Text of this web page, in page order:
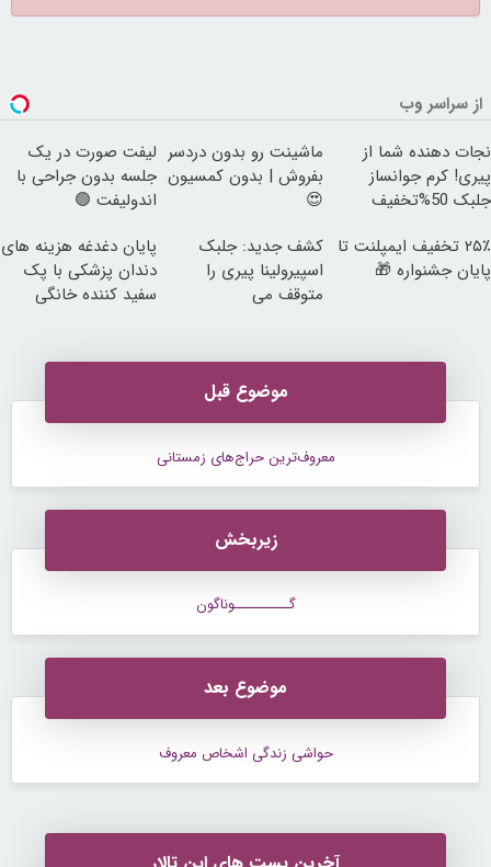
از سراسر وب
نجات دهنده شما از
پیری! کرم جوانساز
جلبک 50%تخفیف
ماشینت رو بدون دردسر
بفروش | بدون کمسیون
😍
لیفت صورت در یک
جلسه بدون جراحی با
اندولیفت 🟢
۲۵٪ تخفیف ایمپلنت تا
پایان جشنواره 🎁
کشف جدید: جلبک
اسپیرولینا پیری را
متوقف می
پایان دغدغه هزینه های
دندان پزشکی با پک
سفید کننده خانگی
موضوع قبل
معروف‌ترین حراج‌های زمستانی
زیربخش
گــــــــــوناگون
موضوع بعد
حواشی زندگی اشخاص معروف